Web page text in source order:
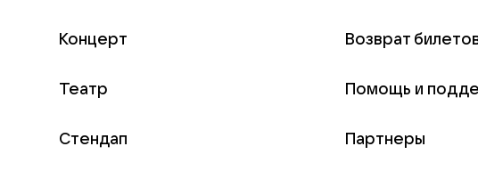
Концерт
Театр
Стендап
Возврат
Помощь и
Партнеры